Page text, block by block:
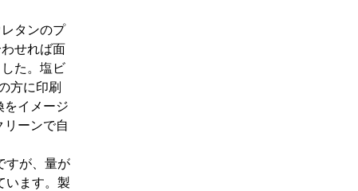
タンのプ
せれば面
た。塩ビ
方に印刷
をイメージ
リーンで自
すが、量が
います。製